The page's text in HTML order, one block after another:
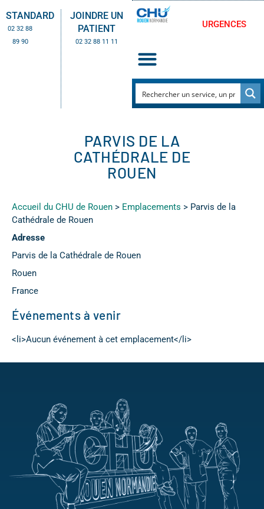
STANDARD
02 32 88
89 90
JOINDRE UN
PATIENT
02 32 88 11 11
URGENCES
PARVIS DE LA
CATHÉDRALE DE
ROUEN
Accueil du CHU de Rouen > Emplacements > Parvis de la
Cathédrale de Rouen
Adresse
Parvis de la Cathédrale de Rouen
Rouen
France
Événements à venir
<li>Aucun événement à cet emplacement</li>